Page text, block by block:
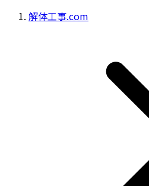
解体工事.com